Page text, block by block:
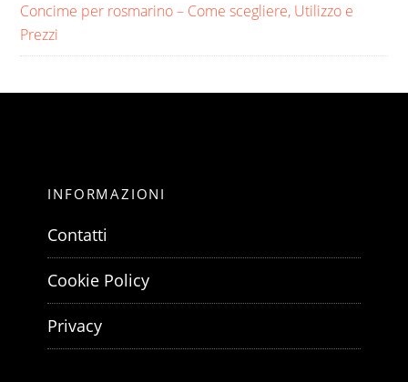
Concime per rosmarino​ – Come scegliere, Utilizzo e
Prezzi
INFORMAZIONI
Contatti
Cookie Policy
Privacy